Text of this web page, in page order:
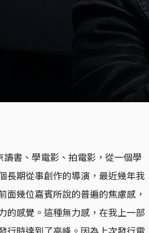
讀書、學電影、拍電影，從一個學
長期從事創作的導演，最近幾年我
面幾位嘉賓所說的普遍的焦慮感，
的感覺。這種無力感，在我上一部